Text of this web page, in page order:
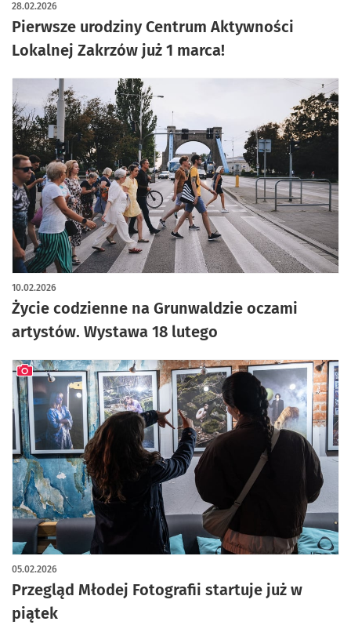
Pierwsze urodziny Centrum Aktywności
Lokalnej Zakrzów już 1 marca!
28.02.2026
Życie codzienne na Grunwaldzie oczami
artystów. Wystawa 18 lutego
10.02.2026
Przegląd Młodej Fotografii startuje już w
piątek
05.02.2026
artykuł z galerią zdjęć